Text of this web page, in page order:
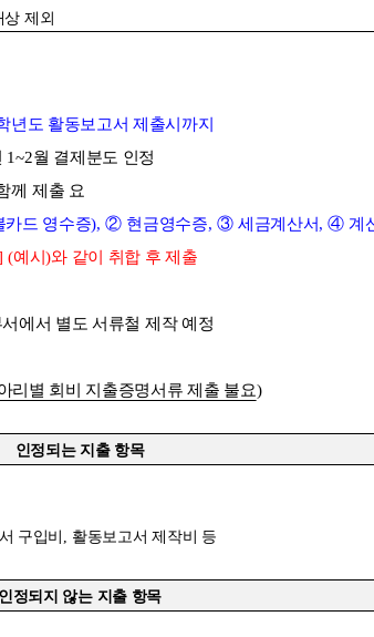
제외
년도 활동보고서 제출시까지
1~2월 결제분도 인정
께 제출 요
카드 영수증),② 현금영수증, ③ 세금계산서,④ 계
(예시)와 같이 취합 후 제출
에서 별도 서류철 제작 예정
리별 회비 지출증명서류 제출 불요)
인정되는 지출 항목
구입비 , 활동보고서 제작비 등
인정되지 않는 지출 항목